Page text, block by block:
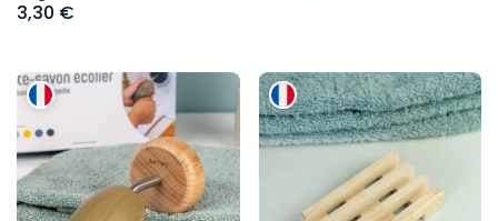
3,30 €